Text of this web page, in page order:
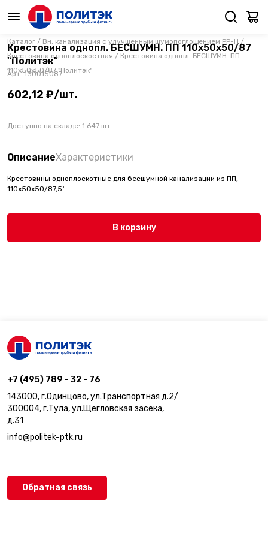
Каталог / Вн. канализация с улучшенным шумопоглощением PP-H /
Крестовина одноплоскостная / Крестовина однопл. БЕСШУМН. ПП
110х50х50/87 "Политэк"
Крестовина однопл. БЕСШУМН. ПП 110х50х50/87
"Политэк"
Арт.130015087
602,12 ₽/шт.
Доступно на складе: 1 647 шт.
ОписаниеХарактеристики
Крестовины одноплоскотные для бесшумной канализации из ПП,
110х50х50/87,5˚
В корзину
+7 (495) 789 - 32 - 76
143000, г.Одинцово, ул.Транспортная д.2/
300004, г.Тула, ул.Щегловская засека,
д.31
info@politek-ptk.ru
Обратная связь